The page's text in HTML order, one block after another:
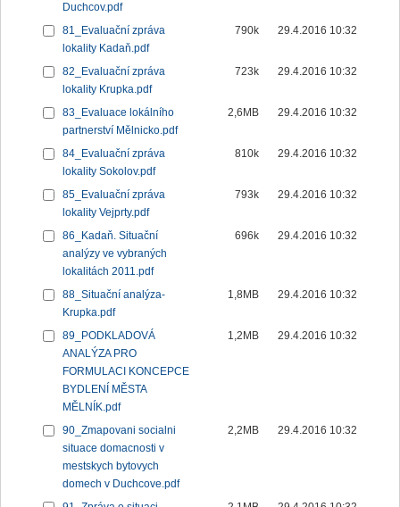
Duchcov.pdf
81_Evaluační zpráva
lokality Kadaň.pdf
790k 29.4.2016 10:32
82_Evaluační zpráva
lokality Krupka.pdf
723k 29.4.2016 10:32
83_Evaluace lokálního
partnerství Mělnicko.pdf
2,6MB 29.4.2016 10:32
84_Evaluační zpráva
lokality Sokolov.pdf
810k 29.4.2016 10:32
85_Evaluační zpráva
lokality Vejprty.pdf
793k 29.4.2016 10:32
86_Kadaň. Situační
analýzy ve vybraných
lokalitách 2011.pdf
696k 29.4.2016 10:32
88_Situační analýza-
Krupka.pdf
1,8MB 29.4.2016 10:32
89_PODKLADOVÁ
ANALÝZA PRO
FORMULACI KONCEPCE
BYDLENÍ MĚSTA
MĚLNÍK.pdf
1,2MB 29.4.2016 10:32
90_Zmapovani socialni
situace domacnosti v
mestskych bytovych
domech v Duchcove.pdf
2,2MB 29.4.2016 10:32